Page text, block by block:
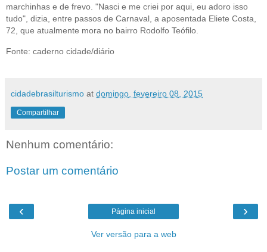
marchinhas e de frevo. "Nasci e me criei por aqui, eu adoro isso
tudo", dizia, entre passos de Carnaval, a aposentada Eliete Costa,
72, que atualmente mora no bairro Rodolfo Teófilo.
Fonte: caderno cidade/diário
cidadebrasilturismo at domingo, fevereiro 08, 2015
Compartilhar
Nenhum comentário:
Postar um comentário
‹ ›
Página inicial
Ver versão para a web